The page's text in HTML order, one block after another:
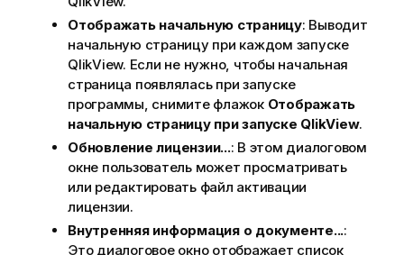
Отображать начальную страницу: Выводит
начальную страницу при каждом запуске
QlikView. Если не нужно, чтобы начальная
страница появлялась при запуске
программы, снимите флажок Отображать
начальную страницу при запуске QlikView.
Обновление лицензии...: В этом диалоговом
окне пользователь может просматривать
или редактировать файл активации
лицензии.
Внутренняя информация о документе...:
Это диалоговое окно отображает список